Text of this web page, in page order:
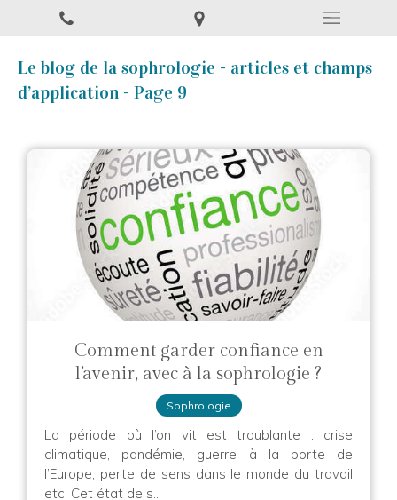
Le blog de la sophrologie - articles et champs
d’application - Page 9
Comment garder confiance en
l’avenir, avec à la sophrologie ?
Sophrologie
La période où l’on vit est troublante : crise
climatique, pandémie, guerre à la porte de
l’Europe, perte de sens dans le monde du travail
etc. Cet état de s...